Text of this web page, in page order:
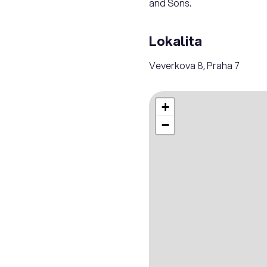
Lokalita
Veverkova 8, Praha 7
+
−